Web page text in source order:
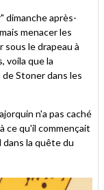
dimanche après-
menacer les
sous le drapeau à
voila que la
Stoner dans les
n'a pas caché
ce qu'il commençait
la quête du